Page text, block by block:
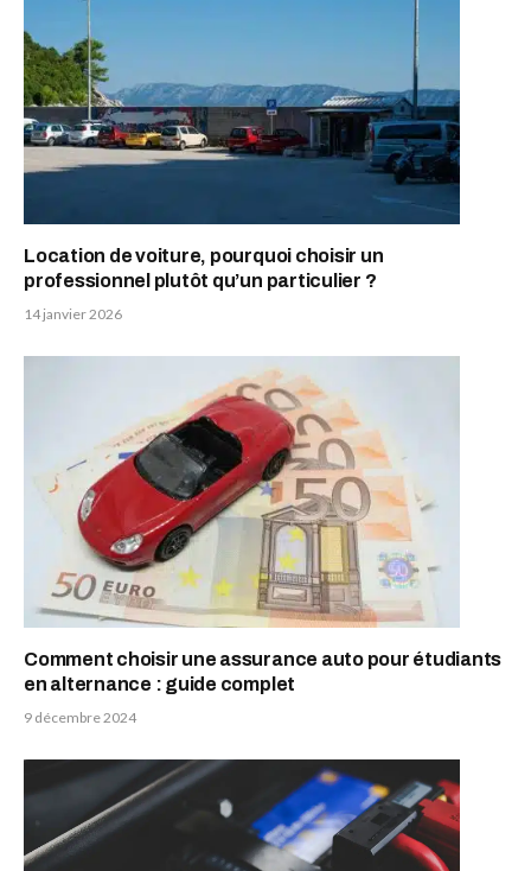
Location de voiture, pourquoi choisir un
professionnel plutôt qu’un particulier ?
14 janvier 2026
Comment choisir une assurance auto pour étudiants
en alternance : guide complet
9 décembre 2024